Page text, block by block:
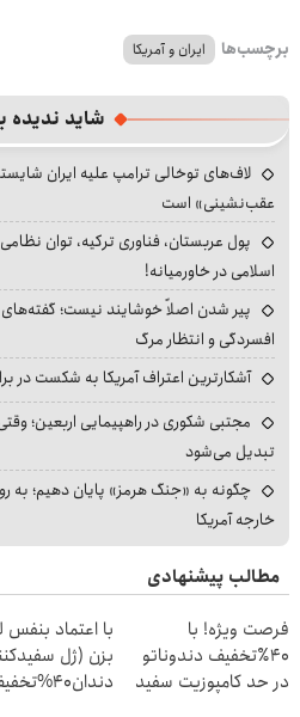
برچسب‌ها ایران و آمریکا
شاید ندیده
لاف‌های توخالی ترامپ علیه ایران
عقب‌نشینی» است
پول عربستان، فناوری ترکیه، توان
اسلامی در خاورمیانه!
پیر شدن اصلاً خوشایند نیست؛
افسردگی و انتظار مرگ
آشکارترین اعتراف آمریکا به شکست در
مجتبی شکوری در راهپیمایی اربعین؛
تبدیل می‌شود
چگونه به «جنگ هرمز» پایان دهیم؛ به
خارجه آمریکا
مطالب پیشنهادی
فرصت ویژه! با
40٪تخفیف دندوناتو
در حد کامپوزیت سفید
با اعتماد بنفس
بزن (ژل
دندان40%تخفیف)